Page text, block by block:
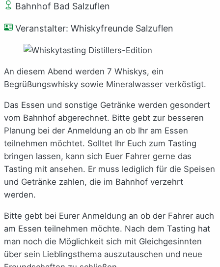
Bahnhof Bad Salzuflen
Veranstalter: Whiskyfreunde Salzuflen
An diesem Abend werden 7 Whiskys, ein
Begrüßungswhisky sowie Mineralwasser verköstigt.
Das Essen und sonstige Getränke werden gesondert
vom Bahnhof abgerechnet. Bitte gebt zur besseren
Planung bei der Anmeldung an ob Ihr am Essen
teilnehmen möchtet. Solltet Ihr Euch zum Tasting
bringen lassen, kann sich Euer Fahrer gerne das
Tasting mit ansehen. Er muss lediglich für die Speisen
und Getränke zahlen, die im Bahnhof verzehrt
werden.
Bitte gebt bei Eurer Anmeldung an ob der Fahrer auch
am Essen teilnehmen möchte. Nach dem Tasting hat
man noch die Möglichkeit sich mit Gleichgesinnten
über sein Lieblingsthema auszutauschen und neue